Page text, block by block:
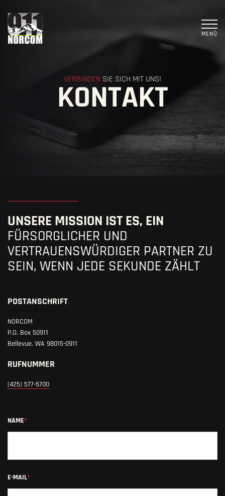
MENÜ
VERBINDEN SIE SICH MIT UNS!
KONTAKT
UNSERE MISSION IST ES, EIN
FÜRSORGLICHER UND
VERTRAUENSWÜRDIGER PARTNER ZU
SEIN, WENN JEDE SEKUNDE ZÄHLT
POSTANSCHRIFT
NORCOM
P.O. Box 50911
Bellevue, WA 98015-0911
RUFNUMMER
(425) 577-5700
NAME*
E-MAIL*